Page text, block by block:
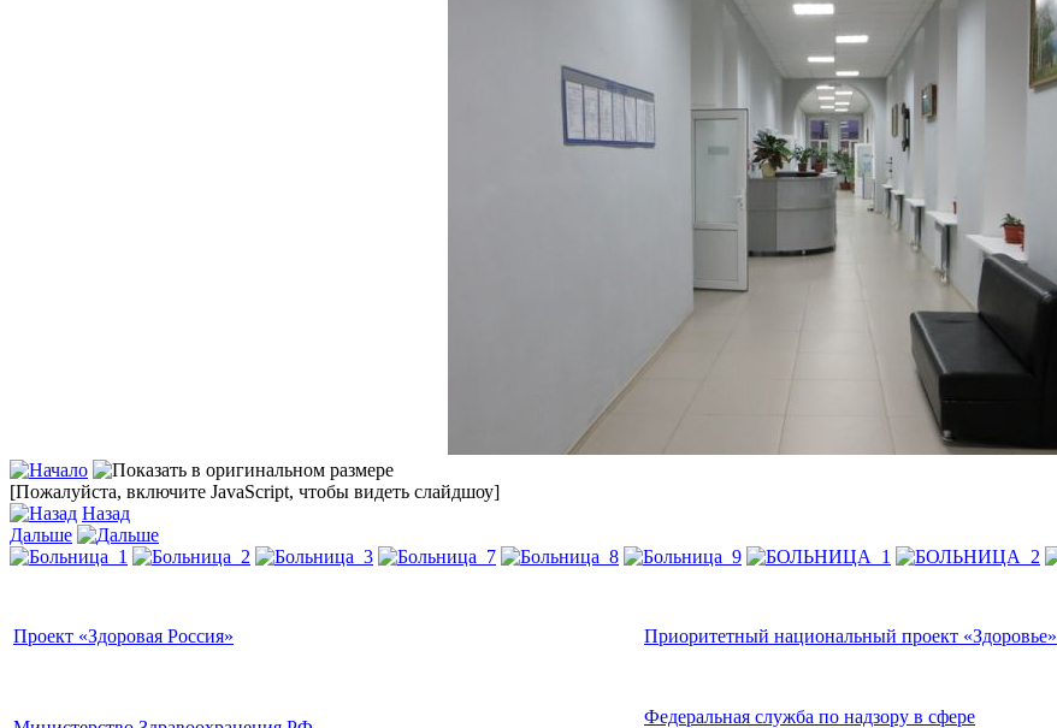
[Пожалуйста, включите JavaScript, чтобы видеть слайдшоу]
Назад
Дальше
Проект «Здоровая Россия» Приоритетный национальный проект «Здоровье»
Федеральная служба по надзору в сфере